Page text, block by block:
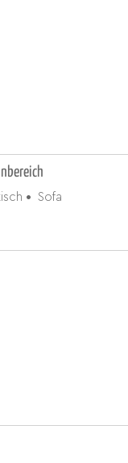
Sofa